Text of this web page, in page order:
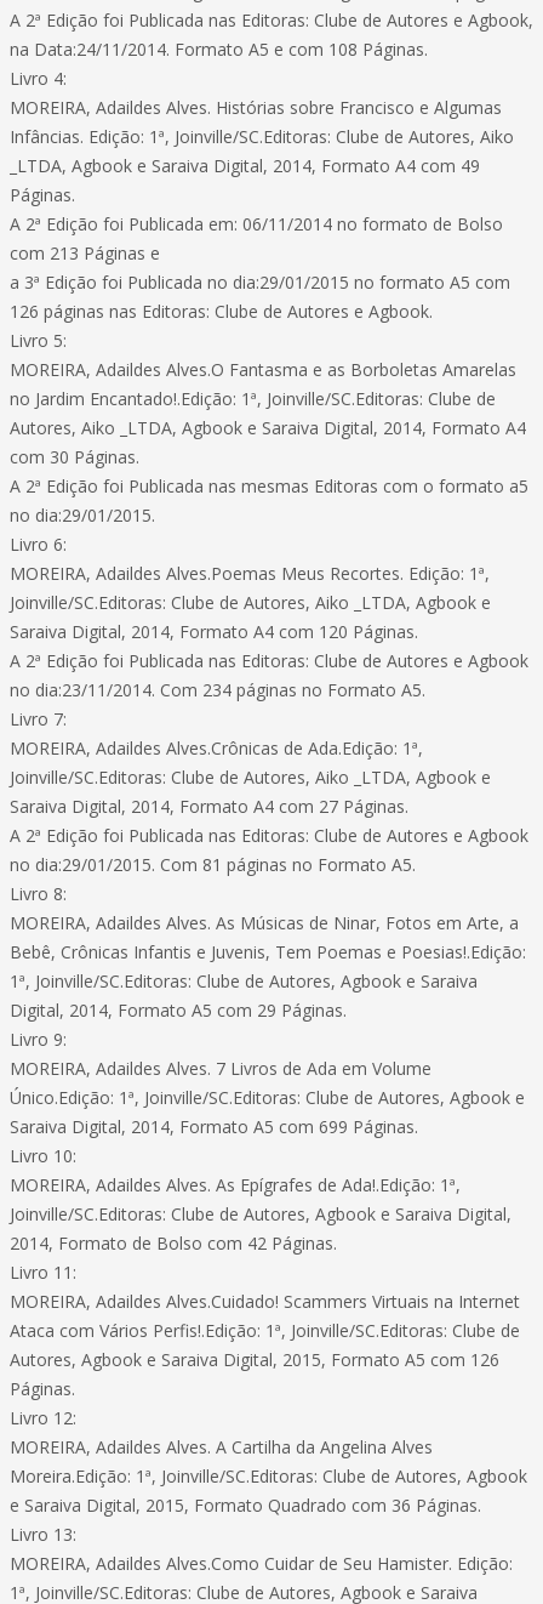
A 2ª Edição foi Publicada nas Editoras: Clube de Autores e Agbook,
na Data:24/11/2014. Formato A5 e com 108 Páginas.
Livro 4:
MOREIRA, Adaildes Alves. Histórias sobre Francisco e Algumas
Infâncias. Edição: 1ª, Joinville/SC.Editoras: Clube de Autores, Aiko
_LTDA, Agbook e Saraiva Digital, 2014, Formato A4 com 49
Páginas.
A 2ª Edição foi Publicada em: 06/11/2014 no formato de Bolso
com 213 Páginas e
a 3ª Edição foi Publicada no dia:29/01/2015 no formato A5 com
126 páginas nas Editoras: Clube de Autores e Agbook.
Livro 5:
MOREIRA, Adaildes Alves.O Fantasma e as Borboletas Amarelas
no Jardim Encantado!.Edição: 1ª, Joinville/SC.Editoras: Clube de
Autores, Aiko _LTDA, Agbook e Saraiva Digital, 2014, Formato A4
com 30 Páginas.
A 2ª Edição foi Publicada nas mesmas Editoras com o formato a5
no dia:29/01/2015.
Livro 6:
MOREIRA, Adaildes Alves.Poemas Meus Recortes. Edição: 1ª,
Joinville/SC.Editoras: Clube de Autores, Aiko _LTDA, Agbook e
Saraiva Digital, 2014, Formato A4 com 120 Páginas.
A 2ª Edição foi Publicada nas Editoras: Clube de Autores e Agbook
no dia:23/11/2014. Com 234 páginas no Formato A5.
Livro 7:
MOREIRA, Adaildes Alves.Crônicas de Ada.Edição: 1ª,
Joinville/SC.Editoras: Clube de Autores, Aiko _LTDA, Agbook e
Saraiva Digital, 2014, Formato A4 com 27 Páginas.
A 2ª Edição foi Publicada nas Editoras: Clube de Autores e Agbook
no dia:29/01/2015. Com 81 páginas no Formato A5.
Livro 8:
MOREIRA, Adaildes Alves. As Músicas de Ninar, Fotos em Arte, a
Bebê, Crônicas Infantis e Juvenis, Tem Poemas e Poesias!.Edição:
1ª, Joinville/SC.Editoras: Clube de Autores, Agbook e Saraiva
Digital, 2014, Formato A5 com 29 Páginas.
Livro 9:
MOREIRA, Adaildes Alves. 7 Livros de Ada em Volume
Único.Edição: 1ª, Joinville/SC.Editoras: Clube de Autores, Agbook e
Saraiva Digital, 2014, Formato A5 com 699 Páginas.
Livro 10:
MOREIRA, Adaildes Alves. As Epígrafes de Ada!.Edição: 1ª,
Joinville/SC.Editoras: Clube de Autores, Agbook e Saraiva Digital,
2014, Formato de Bolso com 42 Páginas.
Livro 11:
MOREIRA, Adaildes Alves.Cuidado! Scammers Virtuais na Internet
Ataca com Vários Perfis!.Edição: 1ª, Joinville/SC.Editoras: Clube de
Autores, Agbook e Saraiva Digital, 2015, Formato A5 com 126
Páginas.
Livro 12:
MOREIRA, Adaildes Alves. A Cartilha da Angelina Alves
Moreira.Edição: 1ª, Joinville/SC.Editoras: Clube de Autores, Agbook
e Saraiva Digital, 2015, Formato Quadrado com 36 Páginas.
Livro 13:
MOREIRA, Adaildes Alves.Como Cuidar de Seu Hamister. Edição:
1ª, Joinville/SC.Editoras: Clube de Autores, Agbook e Saraiva